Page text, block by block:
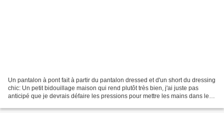
Un pantalon à pont fait à partir du pantalon dressed et d'un short du dressing
chic: Un petit bidouillage maison qui rend plutôt très bien, j'ai juste pas
anticipé que je devrais défaire les pressions pour mettre les mains dans les